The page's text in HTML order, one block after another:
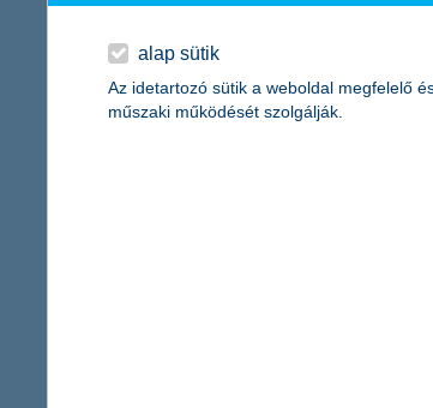
„Míg közel négy évvel ezelőtt, az olimpiai
A K&H olimpia plusz alap a négy legfontosabb
alap sütik
Az idetartozó sütik a weboldal megfelelő
műszaki működését szolgálják.